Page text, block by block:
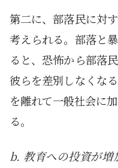
第二に、部落民に対
考えられる。部落と
ると、恐怖から部落
彼らを差別しなくな
を離れて一般社会に
る。
b. 教育への投資が増